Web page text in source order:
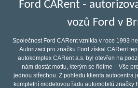
Ford CARent -
vozů Ford v
Společnost Ford CARent vznikla v roce 1993
Autorizaci pro značku Ford získal CARent
autokomplex CARent a.s. byl otevřen na
nám dostát mottu, kterým se řídíme – Vše
jednou střechou. Z pohledu klienta autocentra
kompletní modelovou řadu automobilů značky